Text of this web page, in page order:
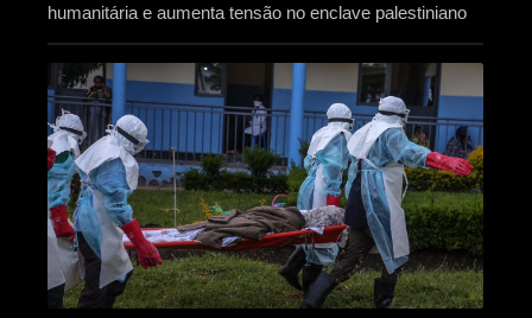
humanitária e aumenta tensão no enclave palestiniano